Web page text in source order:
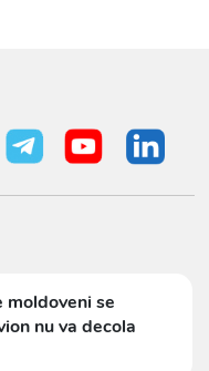
se
nu va decola